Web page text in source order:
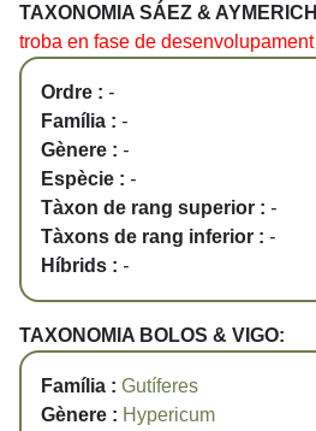
TAXONOMIA SÁEZ & AYMERICH
troba en fase de desenvolupament
Ordre : -
Família : -
Gènere : -
Espècie : -
Tàxon de rang superior : -
Tàxons de rang inferior : -
Híbrids : -
TAXONOMIA BOLOS & VIGO:
Família : Gutíferes
Gènere : Hypericum